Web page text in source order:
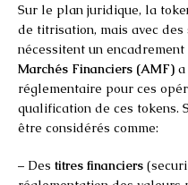
Sur le plan juridique, la
de titrisation, mais avec
nécessitent un encadrement
Marchés Financiers (AMF)
réglementaire pour ces
qualification de ces tokens.
être considérés comme:
– Des titres financiers